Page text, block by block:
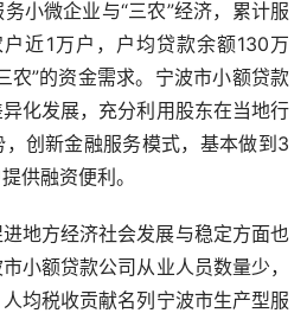
小微企业与“三农”经济，累计服
近1万户，户均贷款余额130万
农”的资金需求。宁波市小额贷款
化发展，充分利用股东在当地行
创新金融服务模式，基本做到3
供融资便利。
地方经济社会发展与稳定方面也
小额贷款公司从业人员数量少，
均税收贡献名列宁波市生产型服